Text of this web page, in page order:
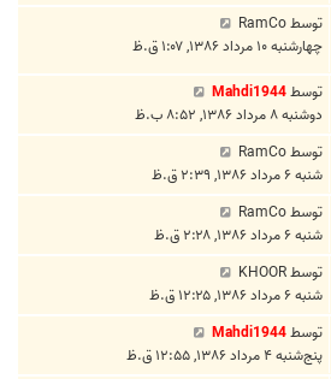
توسطRamCo
چهارشنبه ۱۰ مرداد ۱۳۸۶, ۱:۰۷ ق.ظ
توسطMahdi1944
دوشنبه ۸ مرداد ۱۳۸۶, ۸:۵۲ ب.ظ
توسطRamCo
شنبه ۶ مرداد ۱۳۸۶, ۲:۳۹ ق.ظ
توسطRamCo
شنبه ۶ مرداد ۱۳۸۶, ۲:۲۸ ق.ظ
توسطKHOOR
شنبه ۶ مرداد ۱۳۸۶, ۱۲:۲۵ ق.ظ
توسطMahdi1944
پنج‌شنبه ۴ مرداد ۱۳۸۶, ۱۲:۵۵ ق.ظ